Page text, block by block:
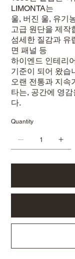
LIMONTA는
울, 버진 울, 유기
고급 원단을 제작
섬세한 질감과 유
면 패널 등
하이엔드 인테리
기준이 되어 왔습
오랜 전통과 지속
타는, 공간에 영
다.
Quantity